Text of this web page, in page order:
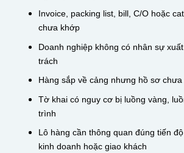
Invoice, packing list, bill, C/O hoặc
chưa khớp
Doanh nghiệp không có nhân sự
trách
Hàng sắp về cảng nhưng hồ sơ
Tờ khai có nguy cơ bị luồng vàng,
trình
Lô hàng cần thông quan đúng tiến
kinh doanh hoặc giao khách